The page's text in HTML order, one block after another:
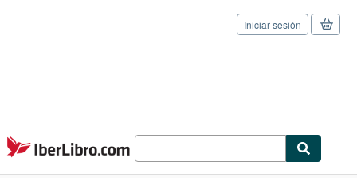
Pasar al contenido principal
IberLibro.com
Iniciar sesión